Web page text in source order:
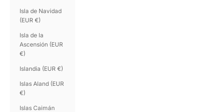
Isla de Navidad
(EUR €)
Isla de la
Ascensión (EUR
€)
Islandia (EUR €)
Islas Aland (EUR
€)
Islas Caimán